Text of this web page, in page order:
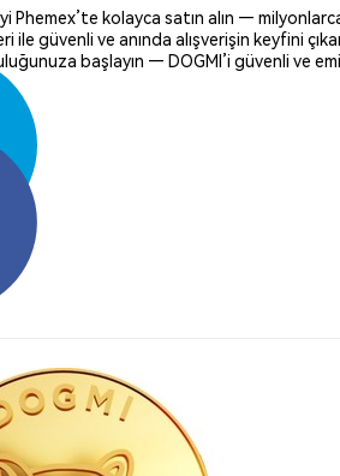
Phemex’te kolayca satın alın —
ile güvenli ve anında alışverişin keyfini
başlayın — DOGMI’i güvenli ve